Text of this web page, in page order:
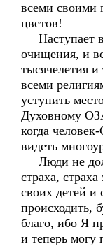
всеми своими
цветов!
Наступает
очищения, и
тысячелетия
всеми
уступить
Духовному
когда
видеть
Люди не
страха,
своих детей и
происходить,
благо, ибо Я
и теперь могу